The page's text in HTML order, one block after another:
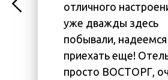
отличного
уже дважды здесь
побывали, надеемся
приехать еще!
просто ВОСТОРГ,